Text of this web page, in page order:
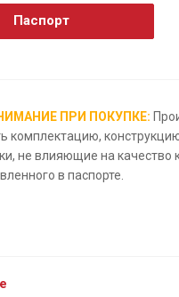
Паспорт
ПРИ ПОКУПКЕ:
комплектацию,
не влияющие на качество
в паспорте.